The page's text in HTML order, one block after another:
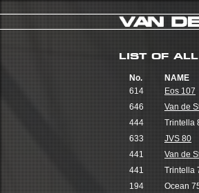
LIST OF
No. NAME
614
Eos 107
646
Van de
444
Trintella
633
JVS 80
441
Van de
441
Trintella
194
Ocean